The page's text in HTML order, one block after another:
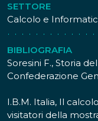
quello di
congegno
(stepped drum),
ripetutamente una
sommare un
riscrivere ogni
numeri di più cifre.
SETTORE
Calcolo e
BIBLIOGRAFIA
Soresini F., Storia
Confederazione
I.B.M. Italia, Il
visitatori della